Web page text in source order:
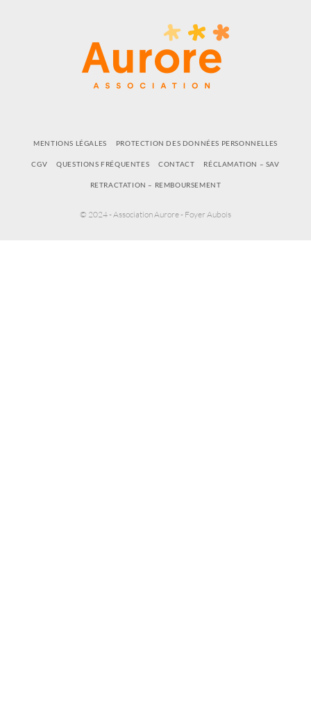
MENTIONS LÉGALES PROTECTION DES DONNÉES PERSONNELLES
CGV QUESTIONS FRÉQUENTES CONTACT RÉCLAMATION – SAV
RETRACTATION – REMBOURSEMENT
© 2024 - Association Aurore - Foyer Aubois